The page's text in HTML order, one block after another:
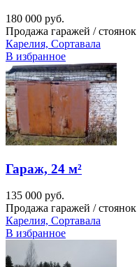
180 000 руб.
Продажа гаражей / стоянок
Карелия, Сортавала
В избранное
Гараж, 24 м²
135 000 руб.
Продажа гаражей / стоянок
Карелия, Сортавала
В избранное